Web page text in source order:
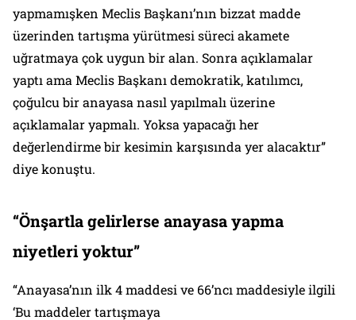
yapmamışken Meclis Başkanı’nın bizzat madde
üzerinden tartışma yürütmesi süreci akamete
uğratmaya çok uygun bir alan. Sonra açıklamalar
yaptı ama Meclis Başkanı demokratik, katılımcı,
çoğulcu bir anayasa nasıl yapılmalı üzerine
açıklamalar yapmalı. Yoksa yapacağı her
değerlendirme bir kesimin karşısında yer alacaktır”
diye konuştu.
“Önşartlagelirlerse anayasa yapma
niyetleri yoktur”
“Anayasa’nın ilk 4 maddesi ve 66’ncı maddesiyle ilgili
‘Bu maddeler tartışmaya